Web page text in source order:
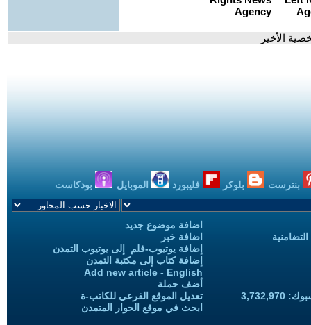
الأخير
بنترست بلوكر فليبورد الموبايل بودكاست
اضافة موضوع جديد
اضافة خبر
إضافة يوتيوب-فلم إلى يوتيوب التمدن
إضافة كتاب إلى مكتبة التمدن
Add new article - English
أضف حملة
تعديل الموقع الفرعي للكاتب-ة
ابحث في موقع الحوار المتمدن